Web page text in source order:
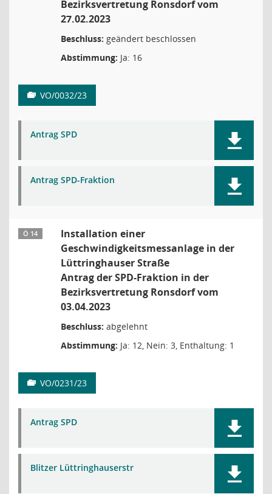
Bezirksvertretung Ronsdorf vom
27.02.2023
Beschluss: geändert beschlossen
Abstimmung: Ja: 16
VO/0032/23
Antrag SPD
Antrag SPD-Fraktion
Ö 14
Installation einer
Geschwindigkeitsmessanlage in der
Lüttringhauser Straße
Antrag der SPD-Fraktion in der
Bezirksvertretung Ronsdorf vom
03.04.2023
Beschluss: abgelehnt
Abstimmung: Ja: 12, Nein: 3, Enthaltung: 1
VO/0231/23
Antrag SPD
Blitzer Lüttringhauserstr